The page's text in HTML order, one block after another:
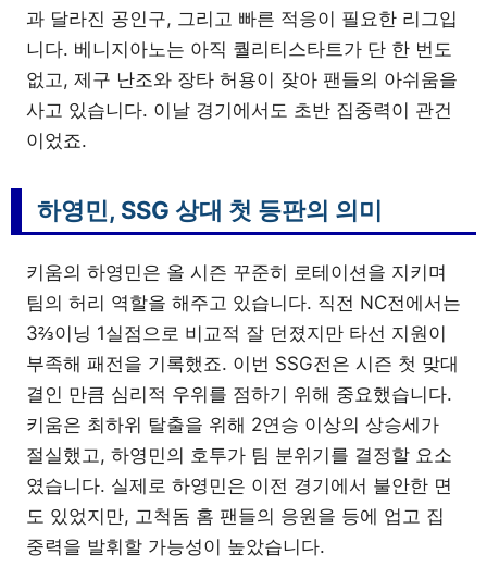
과 달라진 공인구, 그리고 빠른 적응이 필요한 리그입
니다. 베니지아노는 아직 퀄리티스타트가 단 한 번도
없고, 제구 난조와 장타 허용이 잦아 팬들의 아쉬움을
사고 있습니다. 이날 경기에서도 초반 집중력이 관건
이었죠.
하영민, SSG 상대 첫 등판의 의미
키움의 하영민은 올 시즌 꾸준히 로테이션을 지키며
팀의 허리 역할을 해주고 있습니다. 직전 NC전에서는
3⅔이닝 1실점으로 비교적 잘 던졌지만 타선 지원이
부족해 패전을 기록했죠. 이번 SSG전은 시즌 첫 맞대
결인 만큼 심리적 우위를 점하기 위해 중요했습니다.
키움은 최하위 탈출을 위해 2연승 이상의 상승세가
절실했고, 하영민의 호투가 팀 분위기를 결정할 요소
였습니다. 실제로 하영민은 이전 경기에서 불안한 면
도 있었지만, 고척돔 홈 팬들의 응원을 등에 업고 집
중력을 발휘할 가능성이 높았습니다.